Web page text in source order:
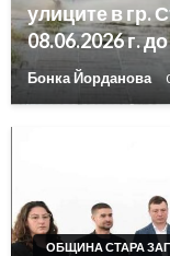
улиците в гр.
08.06.2026 г.
Бонка Йорданова
ОБЩИНА СТАРА